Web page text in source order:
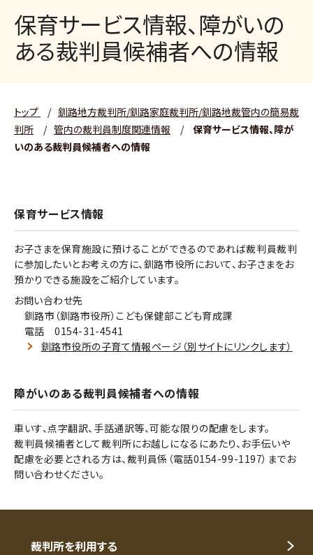
保育サービス情報、障がいの
ある裁判員候補者への情報
トップ / 釧路地方裁判所/釧路家庭裁判所/釧路地裁管内の簡易裁
判所
/ 管内の裁判員制度関連情報 /
保育サービス情報、障が
いのある裁判員候補者への情報
保育サービス情報
お子さまを保育施設に預けることができるのであれば裁判員裁判
に参加したいとお考えの方に、釧路市役所において、お子さまをお
預かりできる施設をご紹介しています。
お問い合わせ先
釧路市（釧路市役所）こども保健部こども育成課
電話 0154-31-4541
釧路市役所の子育て情報ページ（別サイトにリンクします）
障がいのある裁判員候補者への情報
車いす、点字翻訳、手話通訳等、可能な限りの配慮をします。
裁判員候補者として裁判所にお越しになるにあたり、お手伝いや
配慮を必要とされる方は、裁判員係（電話0154-99-1197）までお
問い合わせください。
裁判所を利用する